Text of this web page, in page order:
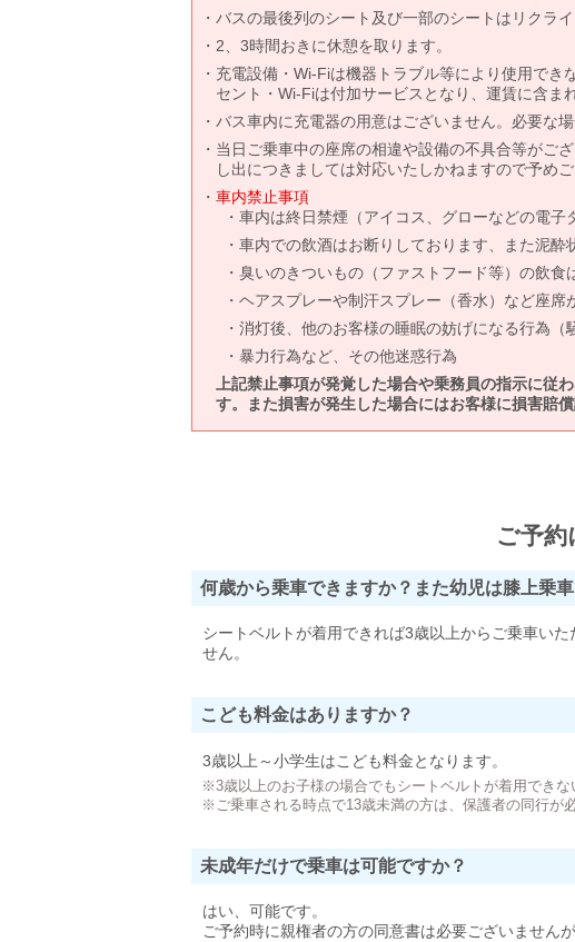
バスの最後列のシート及び一部のシートはリクラ
2、3時間おきに休憩を取ります。
充電設備・Wi-Fiは機器トラブル等により使用で
セント・Wi-Fiは付加サービスとなり、運賃に含ま
バス車内に充電器の用意はございません。必要な
当日ご乗車中の座席の相違や設備の不具合等がご
し出につきましては対応いたしかねますので予めご
車内禁止事項
車内は終日禁煙（アイコス、グローなどの電子
車内での飲酒はお断りしております、また泥酔
臭いのきついもの（ファストフード等）の飲食
ヘアスプレーや制汗スプレー（香水）など座席
消灯後、他のお客様の睡眠の妨げになる行為
暴力行為など、その他迷惑行為
上記禁止事項が発覚した場合や乗務員の指示に従
す。また損害が発生した場合にはお客様に損害賠
ご予約
何歳から乗車できますか？また幼児は膝上乗
シートベルトが着用できれば3歳以上からご乗車い
せん。
こども料金はありますか？
3歳以上～小学生はこども料金となります。
※3歳以上のお子様の場合でもシートベルトが着用できな
※ご乗車される時点で13歳未満の方は、保護者の同行が
未成年だけで乗車は可能ですか？
はい、可能です。
ご予約時に親権者の方の同意書は必要ございません